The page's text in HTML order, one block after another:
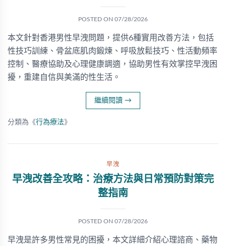
POSTED ON 07/28/2026
本文針對香港男性早洩問題，提供6種實用改善方法，包括
性技巧訓練、骨盆底肌肉鍛煉、呼吸放鬆技巧、性活動頻率
控制、醫療協助及心理健康調適，協助男性有效掌控早洩困
擾，重建自信與美滿的性生活。
繼續閱讀 →
分類為《行為療法》
早洩
早洩改善全攻略：治療方法與日常預防對策完
整指南
POSTED ON 07/28/2026
早洩是許多男性常見的困擾，本文詳細介紹心理諮商、藥物